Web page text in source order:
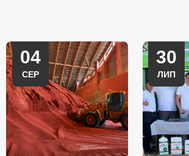
04
СЕР
30
ЛИП